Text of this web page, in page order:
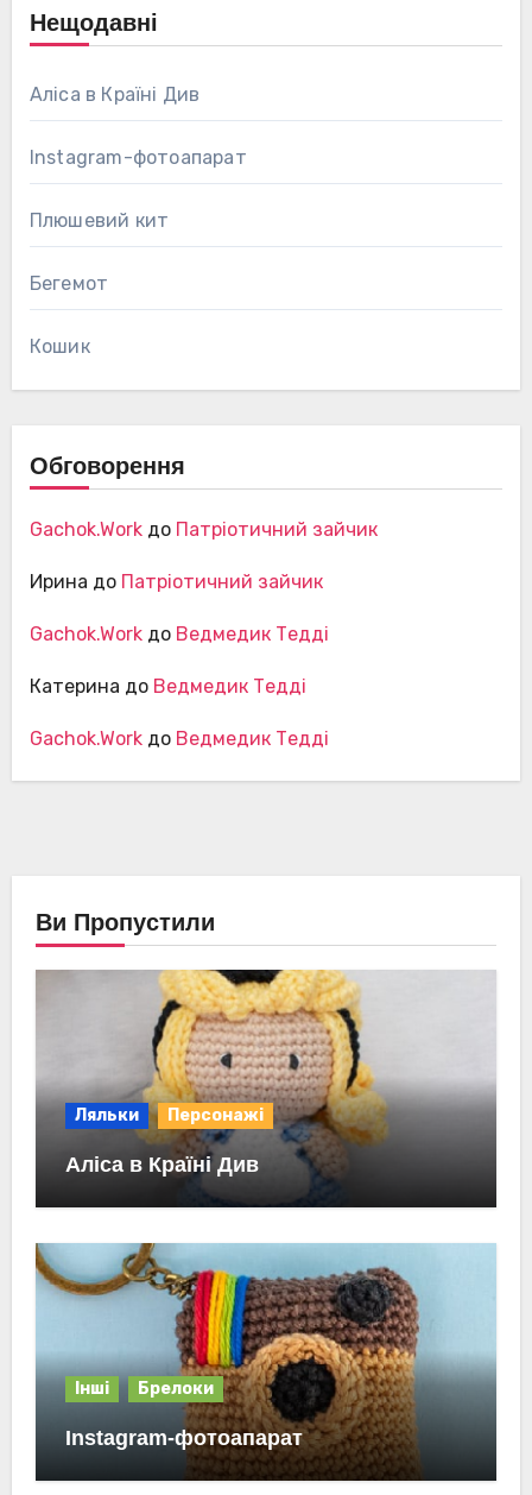
Нещодавні
Аліса в Країні Див
Instagram-фотоапарат
Плюшевий кит
Бегемот
Кошик
Обговорення
Gachok.Workдо Патріотичний зайчик
Ирина до Патріотичний зайчик
Gachok.Workдо Ведмедик Тедді
Катерина до Ведмедик Тедді
Gachok.Workдо Ведмедик Тедді
Ви Пропустили
Ляльки Персонажі
Аліса в Країні Див
Інші Брелоки
Instagram-фотоапарат